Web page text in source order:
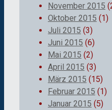
November 2015
Oktober 2015 (1)
Juli 2015 (3)
Juni 2015 (6)
Mai 2015 (2)
April 2015 (3)
März 2015 (15)
Februar 2015 (1)
Januar 2015 (5)